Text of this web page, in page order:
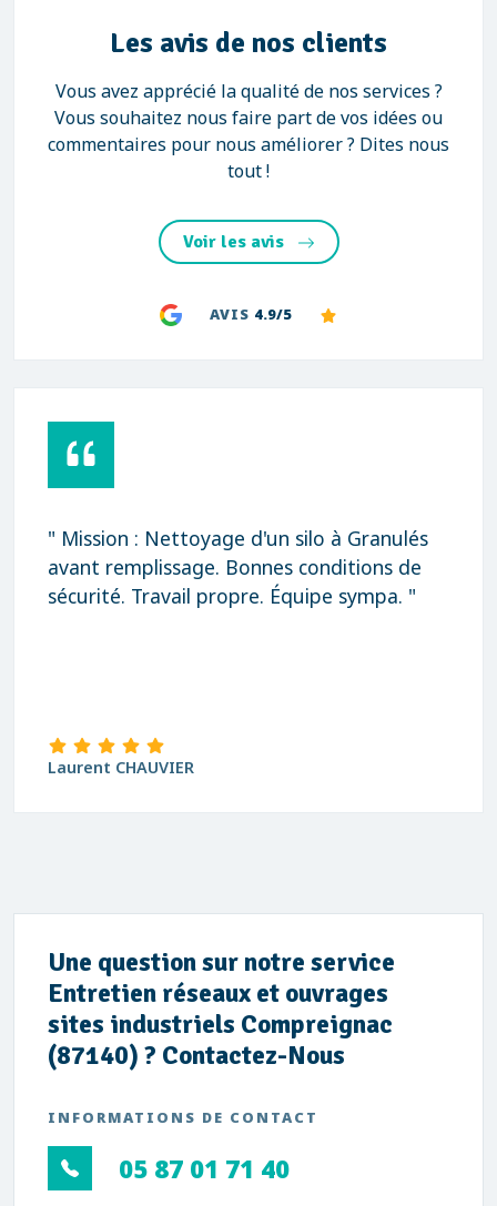
Les avis de nos clients
Vous avez apprécié la qualité de nos services ?
Vous souhaitez nous faire part de vos idées ou
commentaires pour nous améliorer ? Dites nous
tout !
Voir les avis
AVIS 4.9/5
" Rapidité, qualité et prix très correct
Merci "
david Blanchard
Une question sur notre service
Entretien réseaux et ouvrages
sites industriels Compreignac
(87140) ? Contactez-Nous
INFORMATIONS DE CONTACT
05 87 01 71 40